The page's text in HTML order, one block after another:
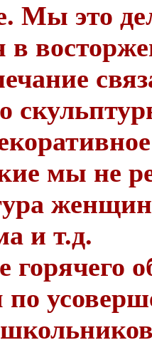
Мы это
в
мы не
и т.д.
по